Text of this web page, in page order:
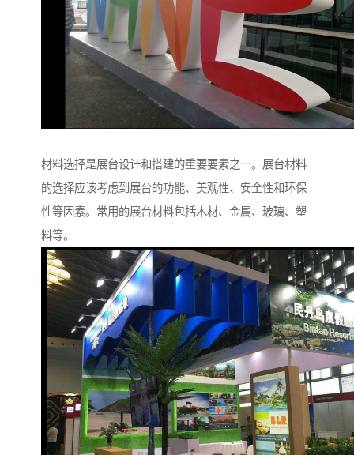
材料选择是展台设计和搭建的重要要素之一。展台材料
的选择应该考虑到展台的功能、美观性、安全性和环保
性等因素。常用的展台材料包括木材、金属、玻璃、塑
料等。